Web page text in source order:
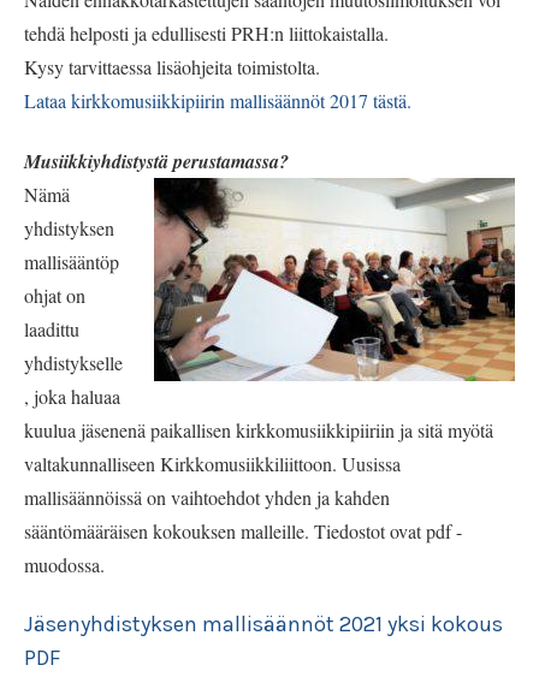
tehdä helposti ja edullisesti PRH:n liittokaistalla.
Kysy tarvittaessa lisäohjeita toimistolta.
Lataa kirkkomusiikkipiirin mallisäännöt 2017 tästä.
Musiikkiyhdistystä perustamassa?
Nämä
yhdistyksen
mallisääntöp
ohjat on
laadittu
yhdistykselle
, joka haluaa
kuulua jäsenenä paikallisen kirkkomusiikkipiiriin ja sitä myötä
valtakunnalliseen Kirkkomusiikkiliittoon. Uusissa
mallisäännöissä on vaihtoehdot yhden ja kahden
sääntömääräisen kokouksen malleille. Tiedostot ovat pdf -
muodossa.
Jäsenyhdistyksen mallisäännöt 2021 yksi kokous
PDF